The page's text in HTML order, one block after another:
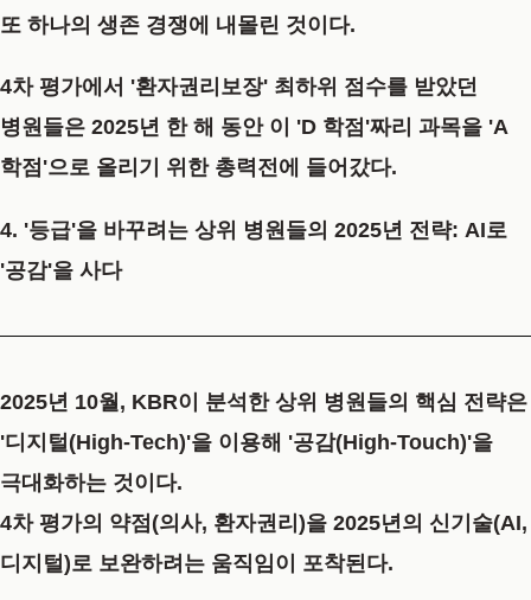
또 하나의 생존 경쟁에 내몰린 것이다.
4차 평가에서 '환자권리보장' 최하위 점수를 받았던
병원들은 2025년 한 해 동안 이 'D 학점'짜리 과목을 'A
학점'으로 올리기 위한 총력전에 들어갔다.
4. '등급'을 바꾸려는 상위 병원들의 2025년 전략: AI로
'공감'을 사다
2025년 10월, KBR이 분석한 상위 병원들의 핵심 전략은
'디지털(High-Tech)'을 이용해 '공감(High-Touch)'을
극대화하는 것이다.
4차 평가의 약점(의사, 환자권리)을 2025년의 신기술(AI,
디지털)로 보완하려는 움직임이 포착된다.